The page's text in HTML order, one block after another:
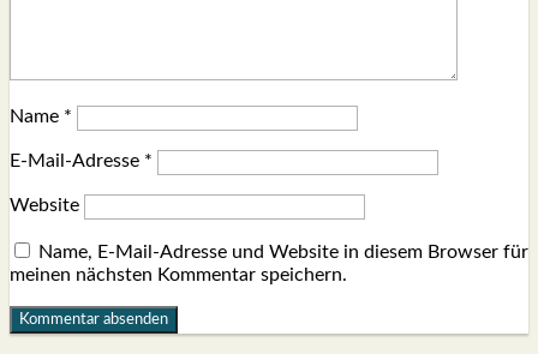
Name *
E-Mail-Adresse *
Website
Name, E-Mail-Adresse und Website in diesem Browser für
meinen nächsten Kommentar speichern.